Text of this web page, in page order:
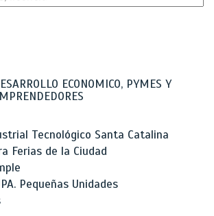
ECONOMICO, PYMES Y
Tecnológico Santa Catalina
Ferias de la Ciudad
Pequeñas Unidades